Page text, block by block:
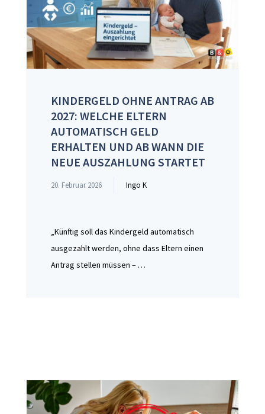
KINDERGELD OHNE ANTRAG AB
2027: WELCHE ELTERN
AUTOMATISCH GELD
ERHALTEN UND AB WANN DIE
NEUE AUSZAHLUNG STARTET
20. Februar 2026 Ingo K
„Künftig soll das Kindergeld automatisch
ausgezahlt werden, ohne dass Eltern einen
Antrag stellen müssen – …